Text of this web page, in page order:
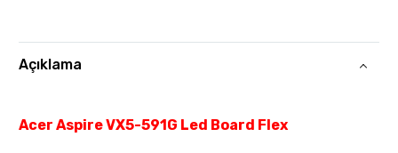
Açıklama
Acer Aspire VX5-591G Led Board Flex